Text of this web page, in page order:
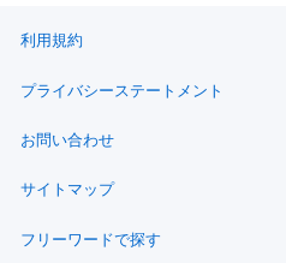
利用規約
プライバシーステートメント
お問い合わせ
サイトマップ
フリーワードで探す